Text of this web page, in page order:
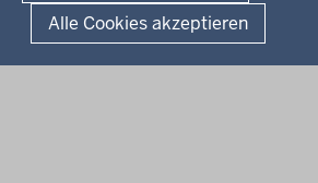
Alle Cookies akzeptieren